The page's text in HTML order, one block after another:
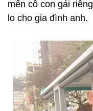
mến cô con gái
lo cho gia đình anh.